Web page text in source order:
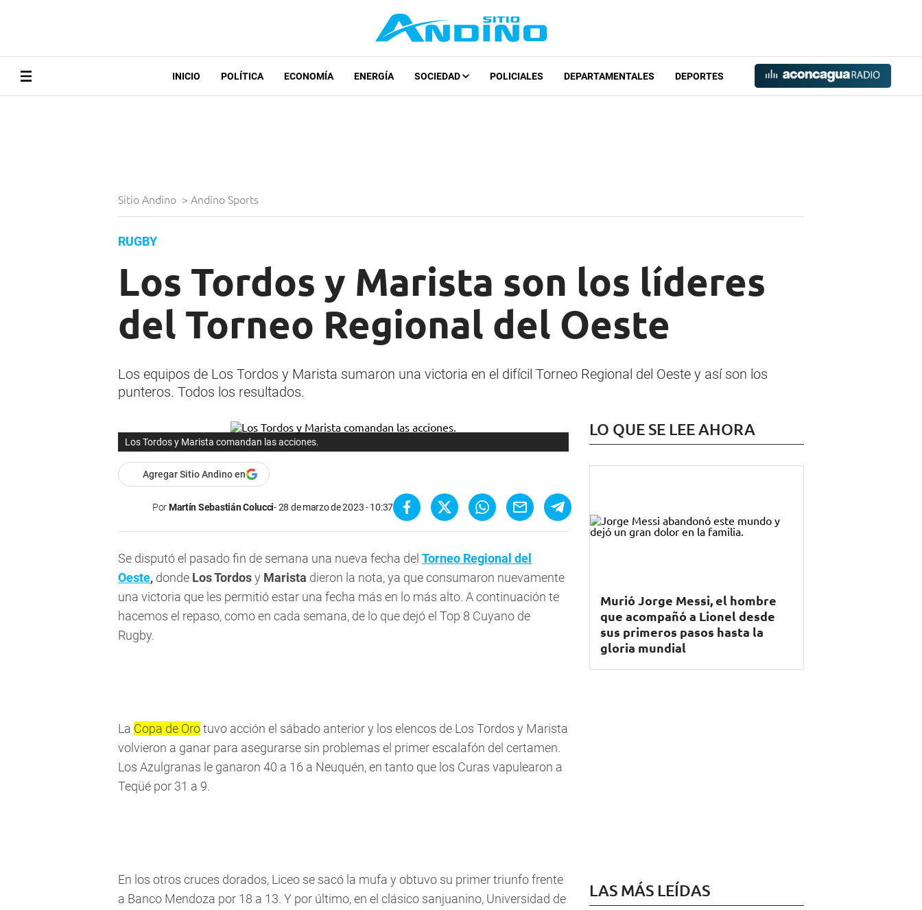
INICIO POLÍTICA ECONOMÍA ENERGÍA SOCIEDAD POLICIALES DEPARTAMENTALES DEPORTES
Sitio Andino > Andino Sports
RUGBY
Los Tordos y Marista son los líderes
del Torneo Regional del Oeste
Los equipos de Los Tordos y Marista sumaron una victoria en el difícil Torneo Regional del Oeste y así son los
punteros. Todos los resultados.
Los Tordos y Marista comandan las acciones.
Agregar Sitio Andino en
PorMartín Sebastián Colucci 28 de marzo de 2023 - 10:37
Se disputó el pasado fin de semana una nueva fecha del Torneo Regional del
Oeste, donde Los Tordosy Marista dieron la nota, ya que consumaron nuevamente
una victoria que les permitió estar una fecha más en lo más alto. A continuación te
hacemos el repaso, como en cada semana, de lo que dejó el Top 8 Cuyano de
Rugby.
La Copa de Orotuvo acción el sábado anterior y los elencos de Los Tordos y Marista
volvieron a ganar para asegurarse sin problemas el primer escalafón del certamen.
Los Azulgranas le ganaron 40 a 16 a Neuquén, en tanto que los Curas vapulearon a
Teqüé por 31 a 9.
En los otros cruces dorados, Liceo se sacó la mufa y obtuvo su primer triunfo frente
a Banco Mendoza por 18 a 13. Y por último, en el clásico sanjuanino, Universidad de
LO QUE SE LEE AHORA
Murió Jorge Messi, el hombre
que acompañó a Lionel desde
sus primeros pasos hasta la
gloria mundial
LAS MÁS LEÍDAS